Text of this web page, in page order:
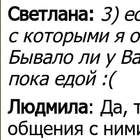
Светлана: 3)
с которыми я
Бывало ли у
пока едой :(
Людмила: Да,
общения с